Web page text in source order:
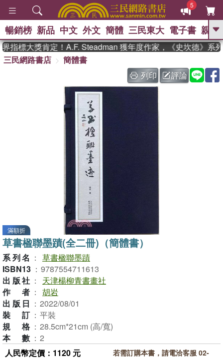
5
GO
、 如果歷史是一群喵 、 暑期
國際布克獎 臺灣漫遊錄 、 方
念華
偉大的迷走神經
暢銷榜 新品 中文 外文 簡體 三民東大 電子書 親子
標大獎肯定！A.F. Steadman 獲年度作家，《史坎德》系列
三民網路書店
簡體書
列印
評論
滿額折
草書楹聯墨蹟(全二冊)（簡體書）
系列名 ： 草書楹聯墨蹟
ISBN13 ： 9787554711613
出版社 ：
天津楊柳青書畫社
作者 ： 胡岩
出版日 ： 2022/08/01
裝訂 ： 平裝
規格 ： 28.5cm*21cm (高/寬)
本數 ： 2
人民幣定價：1120 元
若需訂購本書，請電洽客服 02-